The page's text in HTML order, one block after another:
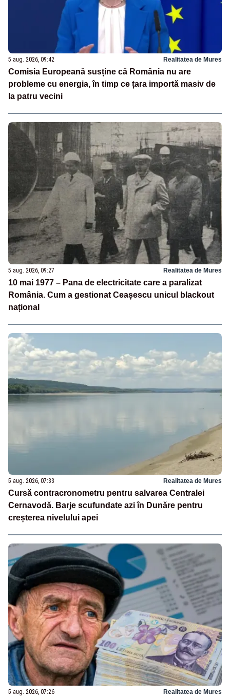
5 aug. 2026, 09:42 Realitatea de Mures
Comisia Europeană susține că România nu are
probleme cu energia, în timp ce țara importă masiv de
la patru vecini
5 aug. 2026, 09:27 Realitatea de Mures
10 mai 1977 – Pana de electricitate care a paralizat
România. Cum a gestionat Ceașescu unicul blackout
național
5 aug. 2026, 07:33 Realitatea de Mures
Cursă contracronometru pentru salvarea Centralei
Cernavodă. Barje scufundate azi în Dunăre pentru
creșterea nivelului apei
5 aug. 2026, 07:26 Realitatea de Mures